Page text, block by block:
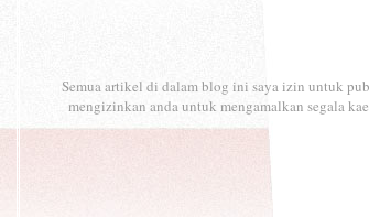
Semua artikel di dalam blog ini saya izin untuk
mengizinkan anda untuk mengamalkan segala